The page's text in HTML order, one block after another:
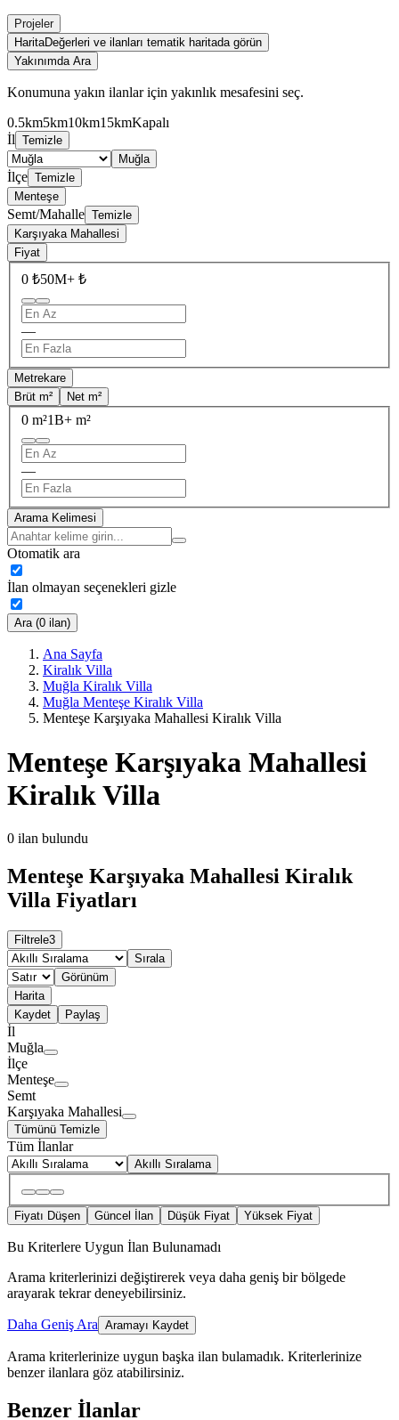
Projeler
HaritaDeğerleri ve ilanları tematik haritada görün
Yakınımda Ara
Konumuna yakın ilanlar için yakınlık mesafesini seç.
0.5km5km10km15kmKapalı
İl Temizle
Muğla
İlçe Temizle
Menteşe
Semt/Mahalle Temizle
Karşıyaka Mahallesi
Fiyat
0 ₺50M+ ₺
—
Metrekare
Brüt m²
Net m²
0 m²1B+ m²
—
Arama Kelimesi
Otomatik ara
İlan olmayan seçenekleri gizle
Ara (0 ilan)
Ana Sayfa
Kiralık Villa
Muğla Kiralık Villa
Muğla Menteşe Kiralık Villa
Menteşe Karşıyaka Mahallesi Kiralık Villa
Menteşe Karşıyaka Mahallesi
Kiralık Villa
0 ilan bulundu
Menteşe Karşıyaka Mahallesi Kiralık
Villa Fiyatları
Filtrele3
Sırala
Görünüm
Harita
Kaydet
Paylaş
İl
Muğla
İlçe
Menteşe
Semt
Karşıyaka Mahallesi
Tümünü Temizle
Tüm İlanlar
Akıllı Sıralama
Fiyatı Düşen Güncel İlan Düşük Fiyat Yüksek Fiyat
Bu Kriterlere Uygun İlan Bulunamadı
Arama kriterlerinizi değiştirerek veya daha geniş bir bölgede
arayarak tekrar deneyebilirsiniz.
Daha Geniş Ara Aramayı Kaydet
Arama kriterlerinize uygun başka ilan bulamadık. Kriterlerinize
benzer ilanlara göz atabilirsiniz.
Benzer İlanlar